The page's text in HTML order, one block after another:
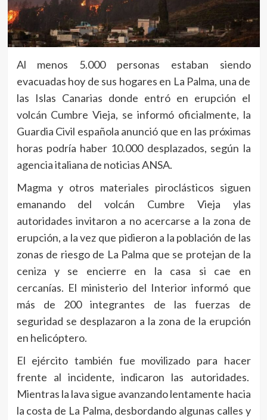
Al menos 5.000 personas estaban siendo
evacuadas hoy de sus hogares en La Palma, una de
las Islas Canarias donde entró en erupción el
volcán Cumbre Vieja, se informó oficialmente, la
Guardia Civil española anunció que en las próximas
horas podría haber 10.000 desplazados, según la
agencia italiana de noticias ANSA.
Magma y otros materiales piroclásticos siguen
emanando del volcán Cumbre Vieja ylas
autoridades invitaron a no acercarse a la zona de
erupción, a la vez que pidieron a la población de las
zonas de riesgo de La Palma que se protejan de la
ceniza y se encierre en la casa si cae en
cercanías. El ministerio del Interior informó que
más de 200 integrantes de las fuerzas de
seguridad se desplazaron a la zona de la erupción
en helicóptero.
El ejército también fue movilizado para hacer
frente al incidente, indicaron las autoridades.
Mientras la lava sigue avanzando lentamente hacia
la costa de La Palma, desbordando algunas calles y